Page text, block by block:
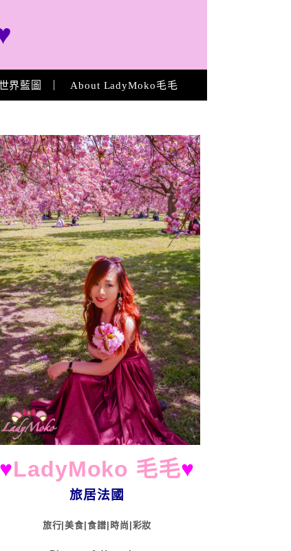
界藍圖 About LadyMoko毛毛
♥LadyMoko 毛毛♥
旅居法國
旅行|美食|食譜|時尚|彩妝